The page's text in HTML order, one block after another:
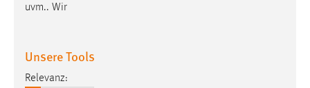
uvm.. Wir
Unsere Tools
Relevanz: